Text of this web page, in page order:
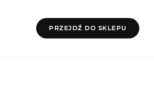
PRZEJDŹ DO SKLEPU